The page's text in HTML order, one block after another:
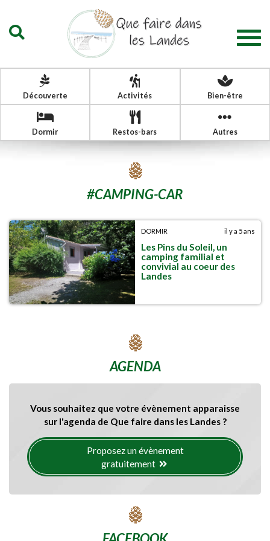
Découverte Activités Bien-être
Dormir Restos-bars Autres
#CAMPING-CAR
DORMIR il y a 5 ans
Les Pins du Soleil, un
camping familial et
convivial au coeur des
Landes
AGENDA
Vous souhaitez que votre évènement apparaisse
sur l'agenda de Que faire dans les Landes ?
Proposez un évènement
gratuitement